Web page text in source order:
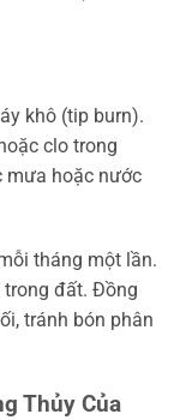
khô (tip burn).
clo trong
mưa hoặc nước
tháng một lần.
đất. Đồng
tránh bón phân
Thủy Của